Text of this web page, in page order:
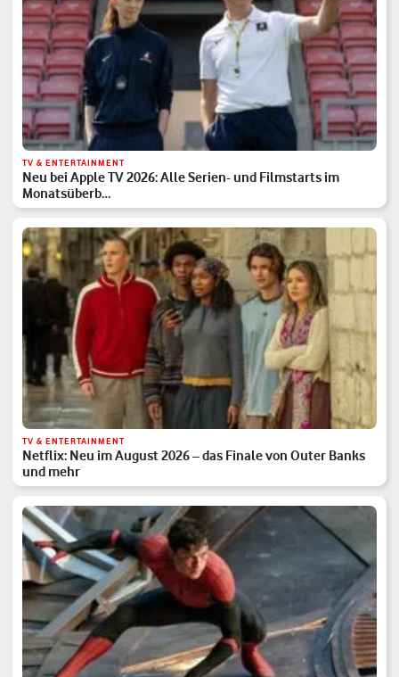
TV & ENTERTAINMENT
Neu bei Apple TV 2026: Alle Serien- und Filmstarts im
Monatsüberb…
TV & ENTERTAINMENT
Netflix: Neu im August 2026 – das Finale von Outer Banks
und mehr